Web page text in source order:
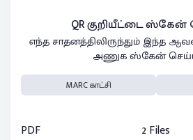
QR குறியீட்டை ஸ்கேன்
எந்த சாதனத்திலிருந்தும் இந்த
அணுக ஸ்கேன்
MARC காட்சி
PDF
2 Files